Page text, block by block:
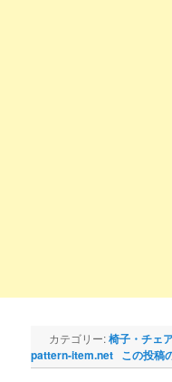
カテゴリー:椅子・チェ
pattern-item.net この投稿